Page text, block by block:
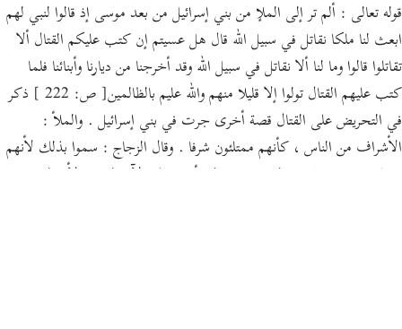
قوله تعالى : ألم تر إلى الملإ من بني إسرائيل من بعد موسى إذ قالوا لنبي لهم
ابعث لنا ملكا نقاتل في سبيل الله قال هل عسيتم إن كتب عليكم القتال ألا
تقاتلوا قالوا وما لنا ألا نقاتل في سبيل الله وقد أخرجنا من ديارنا وأبنائنا فلما
كتب عليهم القتال تولوا إلا قليلا منهم والله عليم بالظالمين[ ص: 222 ] ذكر
في التحريض على القتال قصة أخرى جرت في بني إسرائيل . والملأ :
الأشراف من الناس ، كأنهم ممتلئون شرفا . وقال الزجاج : سموا بذلك لأنهم
ممتلئون مما يحتاجون إليه منهم . والملأ في هذه الآية القوم ؛ لأن المعنى